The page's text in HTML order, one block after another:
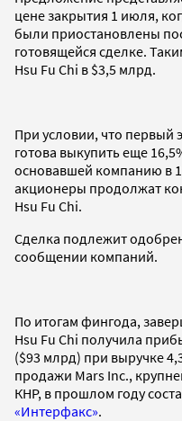
цене закрытия 1 июля,
были приостановлены
готовящейся сделке.
Hsu Fu Chi в $3,5 млрд.
При условии, что первый
готова выкупить еще
основавшей компанию в
акционеры продолжат
Hsu Fu Chi.
Сделка подлежит
сообщении компаний.
По итогам фингода,
Hsu Fu Chi получила
($93 млрд) при выручке
продажи Mars Inc.,
КНР, в прошлом году
«Интерфакс».